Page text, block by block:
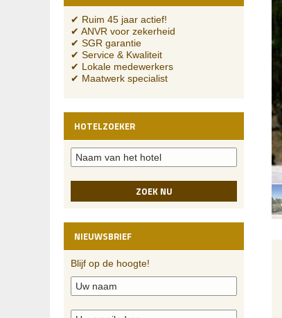
✔ Ruim 45 jaar actief!
✔ ANVR voor zekerheid
✔ SGR garantie
✔ Service & Kwaliteit
✔ Lokale medewerkers
✔ Maatwerk specialist
HOTELZOEKER
ZOEK NU
NIEUWSBRIEF
Blijf op de hoogte!